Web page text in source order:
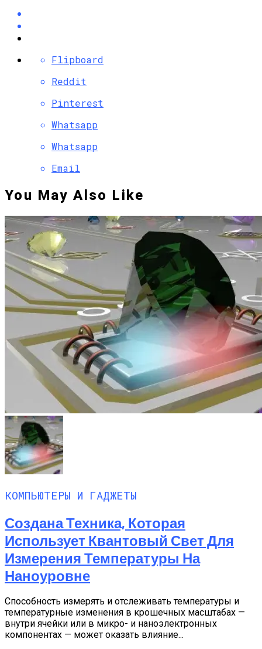
Flipboard
Reddit
Pinterest
Whatsapp
Whatsapp
Email
You May Also Like
КОМПЬЮТЕРЫ И ГАДЖЕТЫ
Создана Техника, Которая
Использует Квантовый Свет Для
Измерения Температуры На
Наноуровне
Способность измерять и отслеживать температуры и
температурные изменения в крошечных масштабах —
внутри ячейки или в микро- и наноэлектронных
компонентах — может оказать влияние...